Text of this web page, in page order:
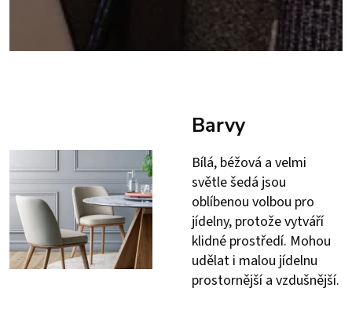
Barvy
Bílá, béžová a velmi
světle šedá jsou
oblíbenou volbou pro
jídelny, protože vytváří
klidné prostředí. Mohou
udělat i malou jídelnu
prostornější a vzdušnější.